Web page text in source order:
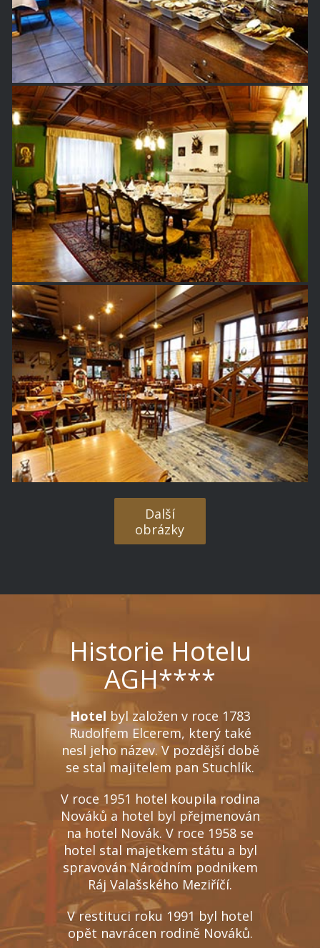
Další
obrázky
Historie Hotelu
AGH****
Hotel byl založen v roce 1783
Rudolfem Elcerem, který také
nesl jeho název. V pozdější době
se stal majitelem pan Stuchlík.
V roce 1951 hotel koupila rodina
Nováků a hotel byl přejmenován
na hotel Novák. V roce 1958 se
hotel stal majetkem státu a byl
spravován Národním podnikem
Ráj Valašského Meziříčí.
V restituci roku 1991 byl hotel
opět navrácen rodině Nováků.